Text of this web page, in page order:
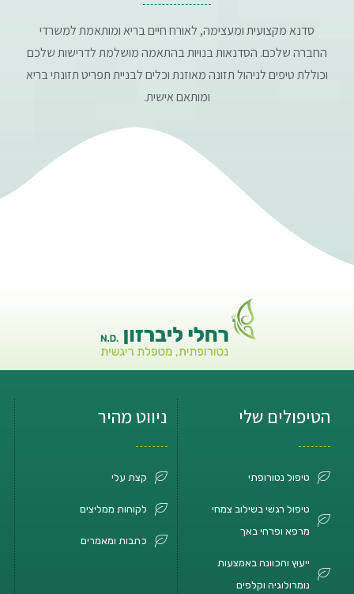
סדנא מקצועית ומעצימה, לאורח חיים בריא ומותאמת למשרדי
החברה שלכם. הסדנאות בנויות בהתאמה מושלמת לדרישות שלכם
וכוללת טיפים לניהול תזונה מאוזנת וכלים לבניית תפריט תזונתי בריא
ומותאם אישית.
הטיפולים שלי
טיפול נטורופתי
טיפול רגשי בשילוב צמחי
מרפא ופרחי באך
ייעוץ והכוונה באמצעות
נומרולוגיה וקלפים
ניווט מהיר
קצת עלי
לקוחות ממליצים
כתבות ומאמרים